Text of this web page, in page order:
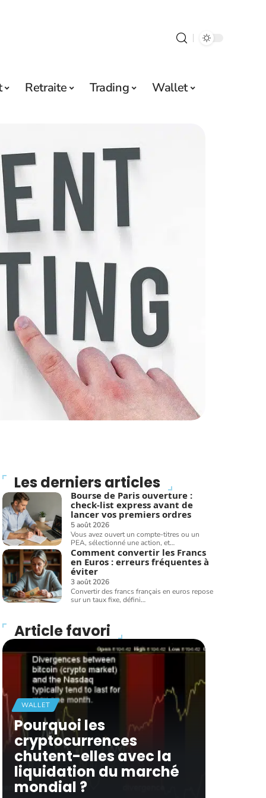
Retraite Trading Wallet
Les derniers articles
Bourse de Paris ouverture :
check-list express avant de
lancer vos premiers ordres
5 août 2026
Vous avez ouvert un compte-titres ou un
PEA, sélectionné une action, et…
Comment convertir les Francs
en Euros : erreurs fréquentes à
éviter
3 août 2026
Convertir des francs français en euros repose
sur un taux fixe, défini…
Article favori
WALLET
Pourquoi les
cryptocurrences
chutent-elles avec la
liquidation du marché
mondial ?